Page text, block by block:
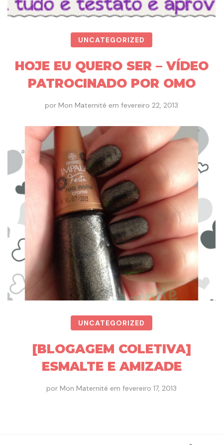
UNCATEGORIZED
HOJE EU QUERO SER – VÍDEO
PATROCINADO POR OMO
por Mon Maternité em fevereiro 22, 2013
UNCATEGORIZED
[BLOGAGEM COLETIVA]
ESMALTE E AMIZADE
por Mon Maternité em fevereiro 17, 2013